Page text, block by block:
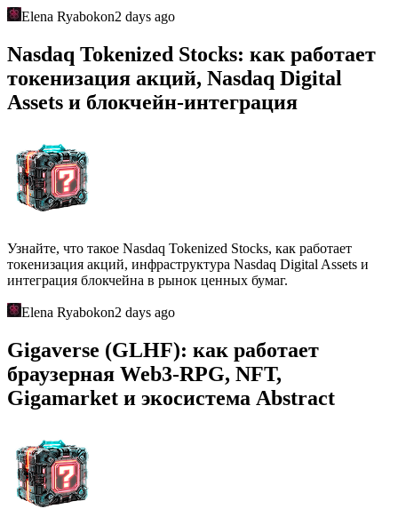
Elena Ryabokon2 days ago
Nasdaq Tokenized Stocks: как работает
токенизация акций, Nasdaq Digital
Assets и блокчейн-интеграция
Узнайте, что такое Nasdaq Tokenized Stocks, как работает
токенизация акций, инфраструктура Nasdaq Digital Assets и
интеграция блокчейна в рынок ценных бумаг.
Elena Ryabokon2 days ago
Gigaverse (GLHF): как работает
браузерная Web3-RPG, NFT,
Gigamarket и экосистема Abstract